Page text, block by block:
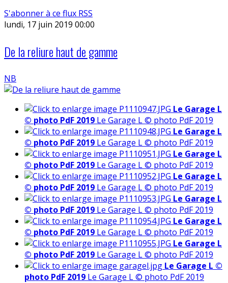
S'abonner à ce flux RSS
lundi, 17 juin 2019 00:00
De la reliure haut de gamme
NB
Le Garage L
© photo PdF 2019 Le Garage L © photo PdF 2019
Le Garage L
© photo PdF 2019 Le Garage L © photo PdF 2019
Le Garage L
© photo PdF 2019 Le Garage L © photo PdF 2019
Le Garage L
© photo PdF 2019 Le Garage L © photo PdF 2019
Le Garage L
© photo PdF 2019 Le Garage L © photo PdF 2019
Le Garage L
© photo PdF 2019 Le Garage L © photo PdF 2019
Le Garage L
© photo PdF 2019 Le Garage L © photo PdF 2019
Le Garage L ©
photo PdF 2019 Le Garage L © photo PdF 2019